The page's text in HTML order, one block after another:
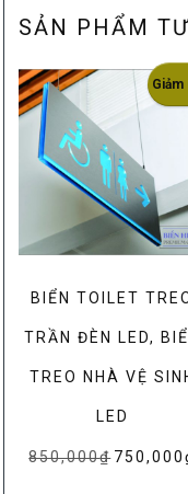
SẢN PHẨM
Giảm
BIỂN TOILET
TRẦN ĐÈN LED,
TREO NHÀ VỆ
LED
850,000₫ Giá
750,000